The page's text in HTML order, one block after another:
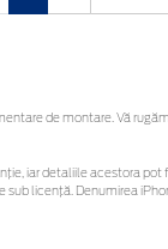
de montare. Vă
iar detaliile acestora
licență. Denumirea